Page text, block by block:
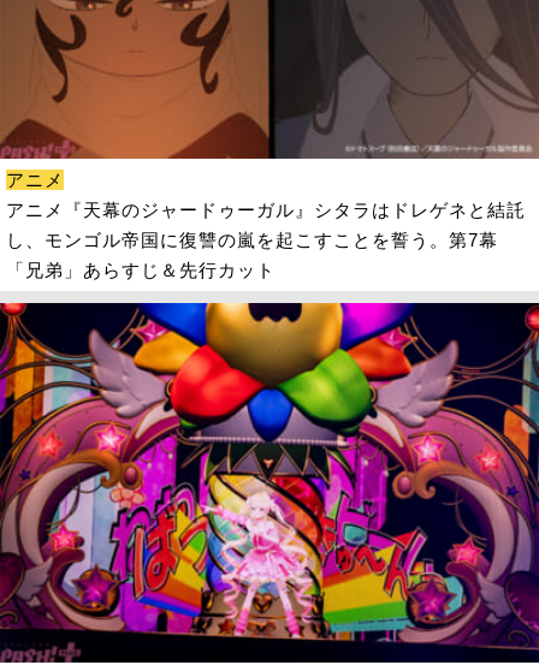
アニメ
アニメ『天幕のジャードゥーガル』シタラはドレゲネと結託
し、モンゴル帝国に復讐の嵐を起こすことを誓う。第7幕
「兄弟」あらすじ＆先行カット